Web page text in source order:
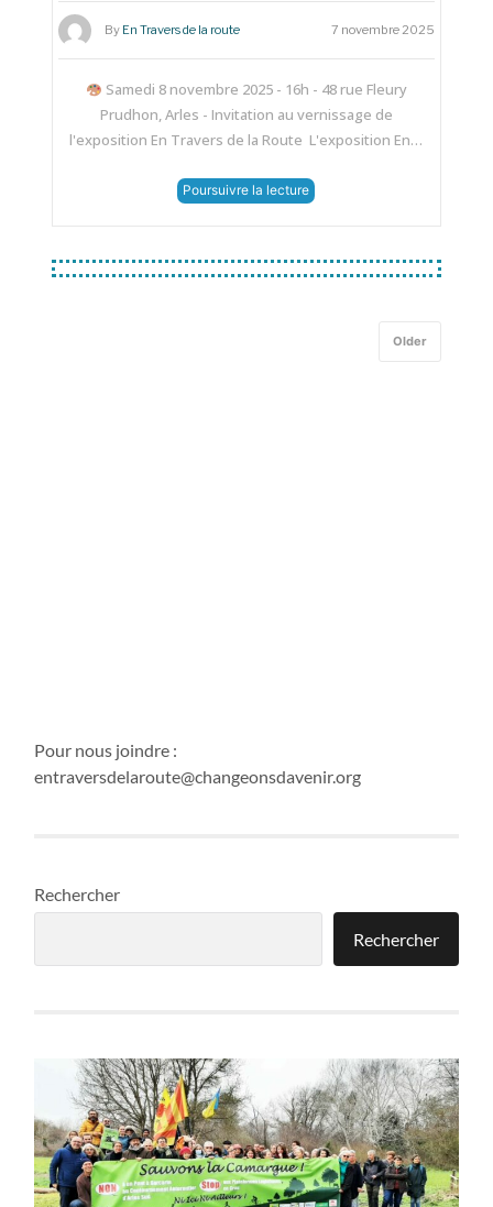
By En Travers de la route 7 novembre 2025
Samedi 8 novembre 2025 - 16h - 48 rue Fleury
Prudhon, Arles - Invitation au vernissage de
l'exposition En Travers de la Route L'exposition En…
Poursuivre la lecture
Older
Pour nous joindre :
entraversdelaroute@changeonsdavenir.org
Rechercher
Rechercher